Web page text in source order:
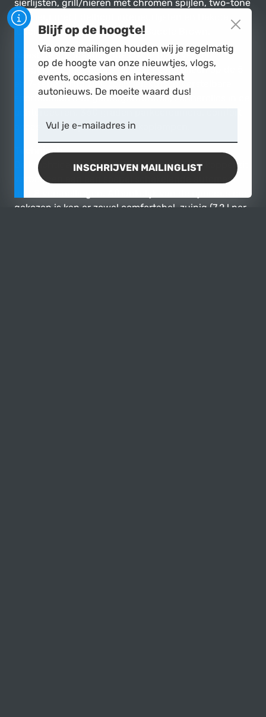
sierlijsten, grill/nieren met chromen spijlen, two-tone
interieur met Edelhout interieurlijsten en Dakota
lederen bekleding in de kleur Saddle Brown.
Naast de standaard opties is de BMW verder
aangekleed met opties die je meestal alleen op de 5-
en 7-serie terug ziet, zoals: elektrisch verstelbare
sportstoelen met geheugenfunctie, zonnerollos in de
access en adaptieve xenon koplampen.
Technisch
De krachtige motor met 306 pk en 400 Nm koppel zit
verbonden aan een soepel schakelende automaat
gekozen is kan er zowel comfortabel, zuinig (7,2 l per
Blijf op de hoogte!
Via onze mailingen houden wij je regelmatig
op de hoogte van onze nieuwtjes, vlogs,
events, occasions en interessant
autonieuws. De moeite waard dus!
Vul je e-mailadres in
INSCHRIJVEN MAILINGLIST